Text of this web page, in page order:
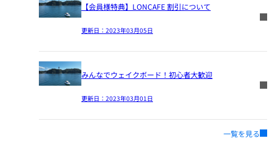
【会員様特典】LONCAFE 割引について
更新日： 2023年03月05日
みんなでウェイクボード！初心者大歓迎
更新日： 2023年03月01日
一覧を見る